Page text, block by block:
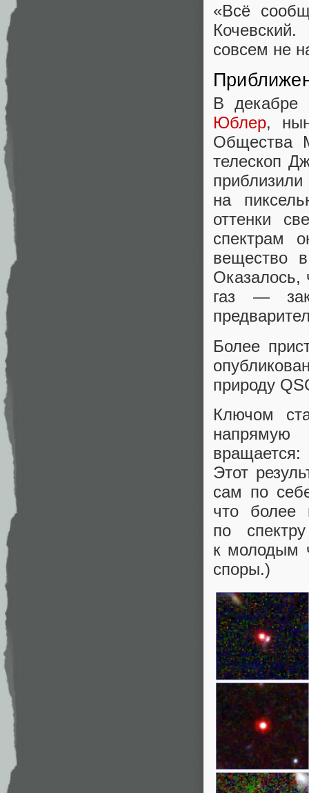
«Всё
совсем не
В декабре
Юблер,
Общества
телескоп
на
оттенки
спектрам
вещество
Оказалось,
газ —
Более
природу
Ключом
напрямую
вращается:
Этот
сам по
что более
по
к молодым
споры.)